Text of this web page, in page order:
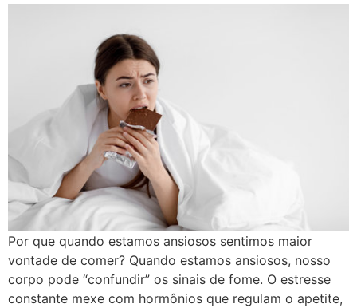
Por que quando estamos ansiosos sentimos maior
vontade de comer? Quando estamos ansiosos, nosso
corpo pode “confundir” os sinais de fome. O estresse
constante mexe com hormônios que regulam o apetite,